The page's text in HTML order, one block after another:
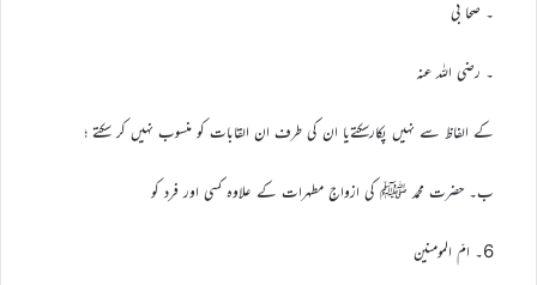
۔ صحا بی
۔ رضی اللہ عنہ
کے الفاظ سے نہیں پکارسکتےیا ان کی طرف ان القابات کو منسوب نہیں کر سکتے ؛
ب۔ حضرت محمد ﷺ کی ازواجِ مطہرات کے علاوہ کسی اور فرد کو
6۔ امّ المومنین